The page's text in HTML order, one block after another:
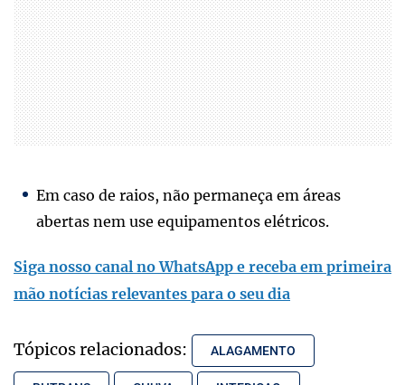
Em caso de raios, não permaneça em áreas
abertas nem use equipamentos elétricos.
Siga nosso canal no WhatsApp e receba em primeira
mão notícias relevantes para o seu dia
Tópicos relacionados: ALAGAMENTO